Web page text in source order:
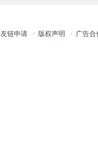
友链申请 版权声明 广告合